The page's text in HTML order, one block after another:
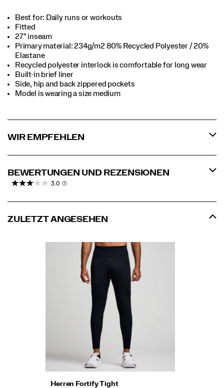
Best for: Daily runs or workouts
Fitted
27" inseam
Primary material: 234g/m2 80% Recycled Polyester / 20%
Elastane
Recycled polyester interlock is comfortable for long wear
Built-in brief liner
Side, hip and back zippered pockets
Model is wearing a size medium
WIR EMPFEHLEN
BEWERTUNGEN UND REZENSIONEN
3.0 (1)
ZULETZT ANGESEHEN
Herren Fortify Tight